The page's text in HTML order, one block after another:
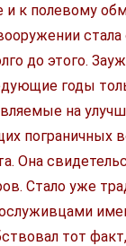
к полевому
до этого.
годы
на
пограничных
Она
Стало уже
тот